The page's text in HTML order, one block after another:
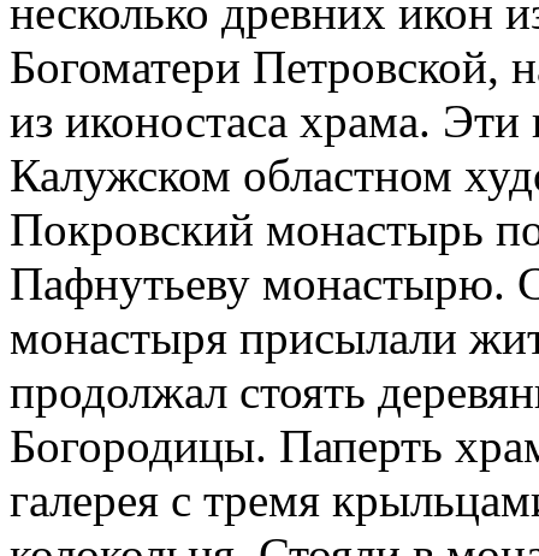
несколько древних икон
Богоматери Петровской,
из иконостаса храма. Эти
Калужском областном
Покровский монастырь
Пафнутьеву монастырю.
монастыря присылали
продолжал стоять
Богородицы. Паперть
галерея с тремя